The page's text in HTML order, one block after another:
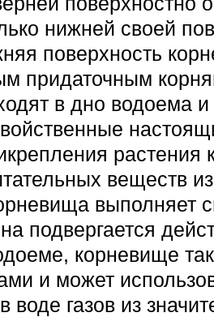
нижней своей
поверхность
придаточным
в дно водоема
растения
веществ
выполняет
подвергается
корне­вище
и мо­жет
воде газов из